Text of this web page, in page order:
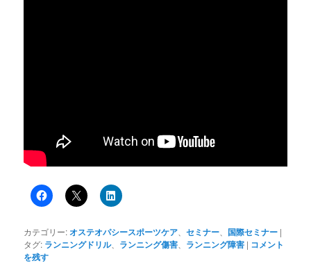
カテゴリー:オステオパシースポーツケア 、セミナー 国際セミナー |
タグ: ランニングドリル、 ランニング傷害 ランニング障害 | コメント
を残す